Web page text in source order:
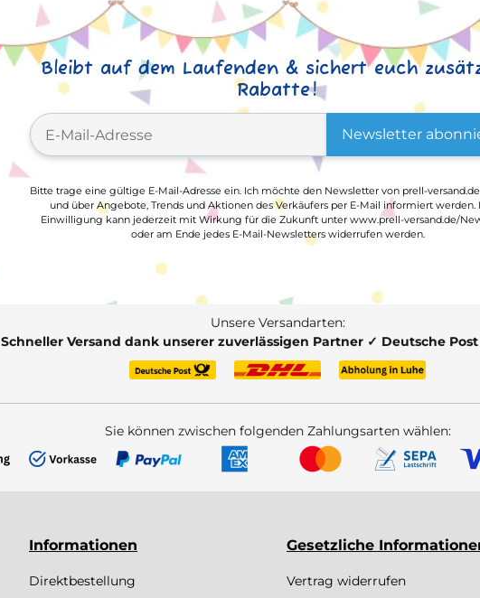
Bleibt auf dem Laufenden & sichert euch
Rabatte!
Newsletter
Bitte trage eine gültige E-Mail-Adresse ein. Ich möchte den Newsletter von prell-
und über Angebote, Trends und Aktionen des Verkäufers per E-Mail informiert werden.
Einwilligung kann jederzeit mit Wirkung für die Zukunft unter www.prell-versand.de/
oder am Ende jedes E-Mail-Newsletters widerrufen werden.
Unsere Versandarten:
Schneller Versand dank unserer zuverlässigen Partner ✓ Deutsche
Sie können zwischen folgenden Zahlungsarten wählen:
Informationen
Direktbestellung
Gesetzliche
Vertrag widerrufen